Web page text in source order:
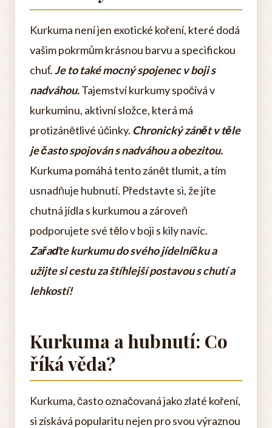
Kurkuma není jen exotické koření, které dodá
vašim pokrmům krásnou barvu a specifickou
chuť.Je to také mocný spojenec v boji s
nadváhou.Tajemství kurkumy spočívá v
kurkuminu, aktivní složce, která má
protizánětlivé účinky. Chronický zánět v těle
je často spojován s nadváhou a obezitou.
Kurkuma pomáhá tento zánět tlumit, a tím
usnadňuje hubnutí. Představte si, že jíte
chutná jídla s kurkumou a zároveň
podporujete své tělo v boji s kily navíc.
Zařaďte kurkumu do svého jídelníčku a
užijte si cestu za štíhlejší postavou s chutí a
lehkostí!
Kurkuma a hubnutí: Co
říká věda?
Kurkuma, často označovaná jako zlaté koření,
si získává popularitu nejen pro svou výraznou